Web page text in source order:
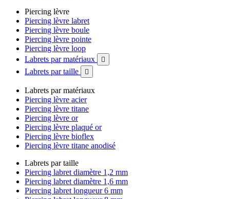
Piercing lèvre
Piercing lèvre labret
Piercing lèvre boule
Piercing lèvre pointe
Piercing lèvre loop
Labrets par matériaux

Labrets par taille 
Labrets par matériaux
Piercing lèvre acier
Piercing lèvre titane
Piercing lèvre or
Piercing lèvre plaqué or
Piercing lèvre bioflex
Piercing lèvre titane anodisé
Labrets par taille
Piercing labret diamètre 1,2 mm
Piercing labret diamètre 1,6 mm
Piercing labret longueur 6 mm